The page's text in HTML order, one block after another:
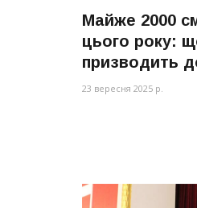
Майже 2000
цього року:
призводить
23 вересня 2025 р.